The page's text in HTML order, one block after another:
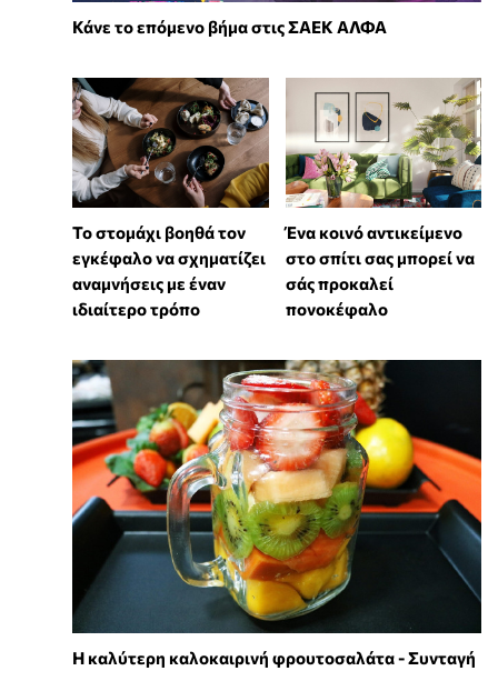
Κάνε το επόμενο βήμα στις ΣΑΕΚ ΑΛΦΑ
Το στομάχι βοηθά τον
εγκέφαλο να σχηματίζει
αναμνήσεις με έναν
ιδιαίτερο τρόπο
Ένα κοινό αντικείμενο
στο σπίτι σας μπορεί να
σάς προκαλεί
πονοκέφαλο
Η καλύτερη καλοκαιρινή φρουτοσαλάτα - Συνταγή